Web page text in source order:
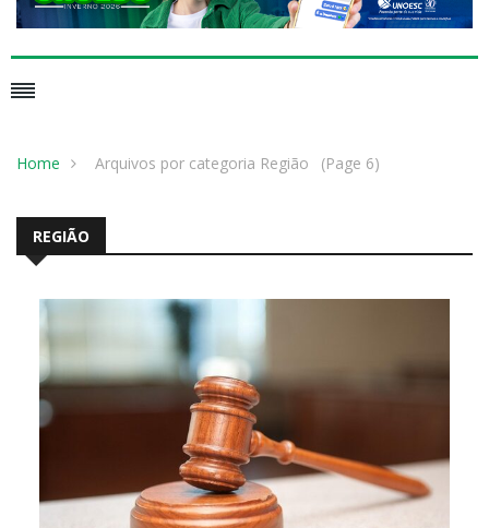
Home Arquivos por categoria Região (Page 6)
REGIÃO